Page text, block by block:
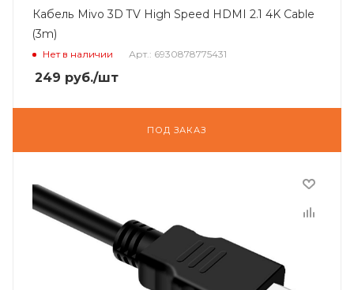
Кабель Mivo 3D TV High Speed HDMI 2.1 4K Cable
(3m)
Нет в наличии Арт.: 6930878775431
249 руб./шт
ПОД ЗАКАЗ